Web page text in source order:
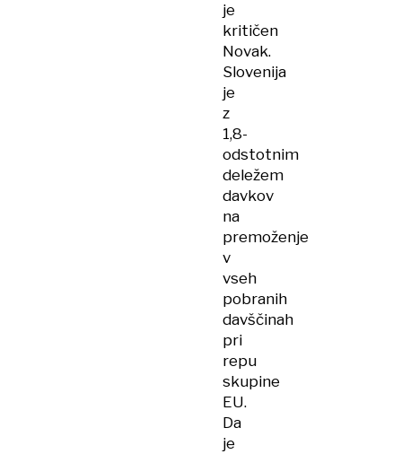
je
kritičen
Novak.
Slovenija
je
z
1,8-
odstotnim
deležem
davkov
na
premoženje
v
vseh
pobranih
davščinah
pri
repu
skupine
EU.
Da
je